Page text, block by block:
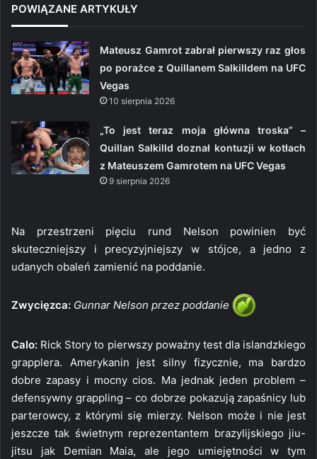
POWIĄZANE ARTYKUŁY
Mateusz Gamrot zabrał pierwszy raz głos
po porażce z Quillanem Salkilldem na UFC
Vegas
10 sierpnia 2026
„To jest teraz moja główna troska” –
Quillan Salkilld doznał kontuzji w kotłach
z Mateuszem Gamrotem na UFC Vegas
9 sierpnia 2026
Na przestrzeni pięciu rund Nelson powinien być
skuteczniejszy i precyzyjniejszy w stójce, a jedno z
udanych obaleń zamienić na poddanie.
Zwycięzca: Gunnar Nelson przez poddanie
Calo: Rick Story to pierwszy poważny test dla islandzkiego
grapplera. Amerykanin jest silny fizycznie, ma bardzo
dobre zapasy i mocny cios. Ma jednak jeden problem –
defensywny grappling – co dobrze pokazują zapaśnicy lub
parterowcy, z którymi się mierzy. Nelson może i nie jest
jeszcze tak świetnym reprezentantem brazylijskiego jiu-
jitsu jak Demian Maia, ale jego umiejętności w tym